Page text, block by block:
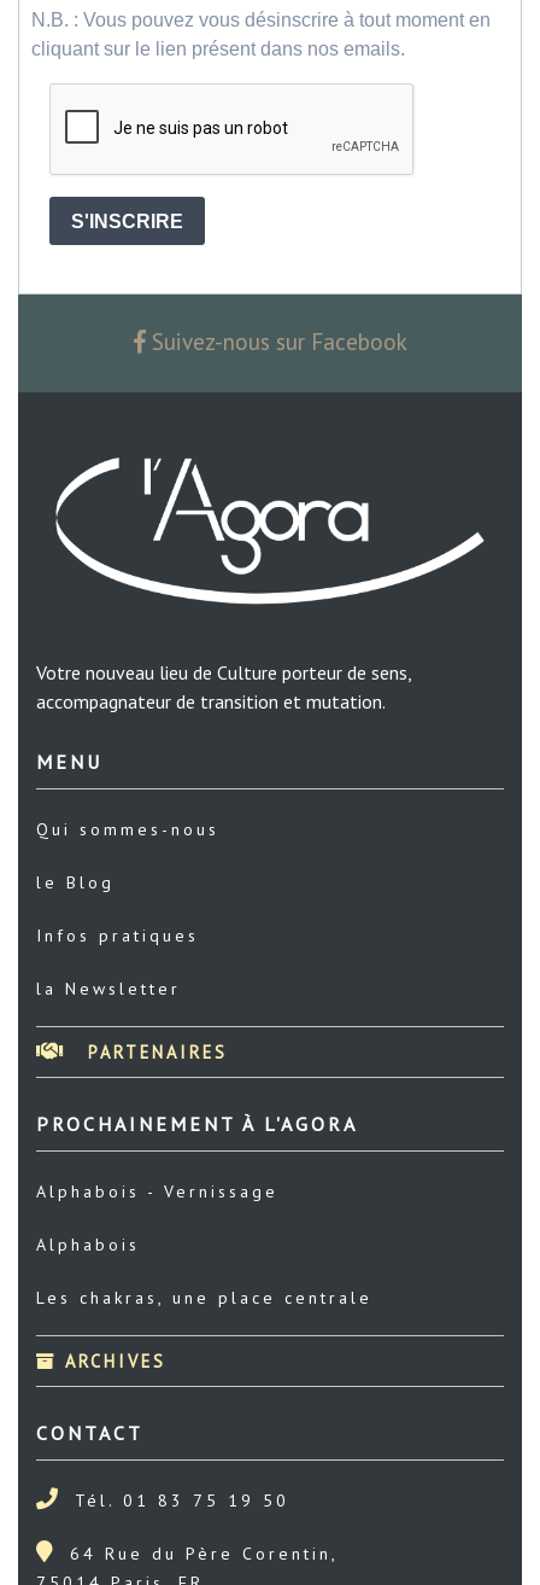
N.B. : Vous pouvez vous désinscrire à tout moment en
cliquant sur le lien présent dans nos emails.
S'INSCRIRE
Suivez-nous sur Facebook
Votre nouveau lieu de Culture porteur de sens,
accompagnateur de transition et mutation.
MENU
Qui sommes-nous
le Blog
Infos pratiques
la Newsletter
PARTENAIRES
PROCHAINEMENT À L'AGORA
Alphabois - Vernissage
Alphabois
Les chakras, une place centrale
ARCHIVES
CONTACT
Tél. 01 83 75 19 50
64 Rue du Père Corentin,